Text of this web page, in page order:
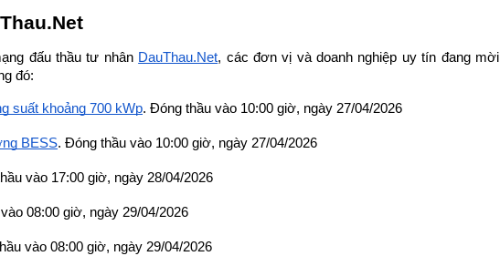
đấu thầu tư nhân DauThau.Net, các đơn vị và doanh nghiệp uy tín đang mời
đó:
suất khoảng 700 kWp. Đóng thầu vào 10:00 giờ, ngày 27/04/2026
BESS. Đóng thầu vào 10:00 giờ, ngày 27/04/2026
vào 17:00 giờ, ngày 28/04/2026
08:00 giờ, ngày 29/04/2026
vào 08:00 giờ, ngày 29/04/2026